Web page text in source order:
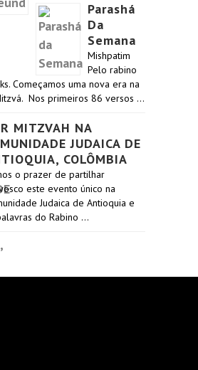
Parashá
Da
Semana
Mishpatim
Pelo rabino
Começamos uma nova era na
Nos primeiros 86 versos …
MITZVAH NA
JUDAICA DE
COLÔMBIA
o prazer de partilhar
este evento único na
Judaica de Antioquia e
do Rabino …